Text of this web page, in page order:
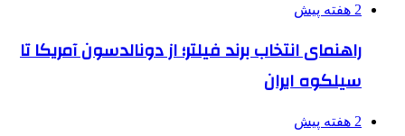
2 هفته پیش
راهنمای انتخاب برند فیلتر؛ از دونالدسون آمریکا تا
سیلکوه ایران
2 هفته پیش